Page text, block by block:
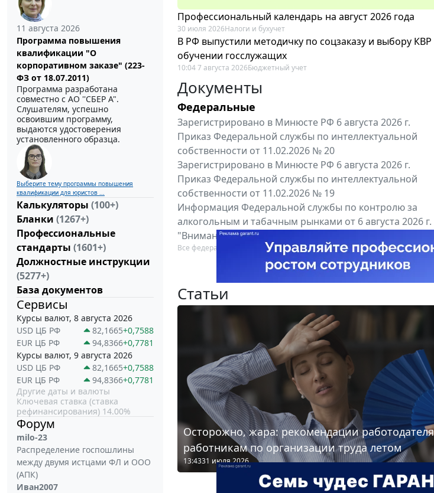
11 августа 2026
Программа повышения
квалификации "О
корпоративном заказе" (223-
ФЗ от 18.07.2011)
Программа разработана
совместно с АО ''СБЕР А".
Слушателям, успешно
освоившим программу,
выдаются удостоверения
установленного образца.
Выберите тему программы повышения
квалификации для юристов ...
Калькуляторы (100+)
Бланки (1267+)
Профессиональные
стандарты (1601+)
Должностные инструкции
(5277+)
База документов
Сервисы
Курсы валют, 8 августа 2026
USD ЦБ РФ
82,1665+0,7588
EUR ЦБ РФ
94,8366+0,7781
Курсы валют, 9 августа 2026
USD ЦБ РФ
82,1665+0,7588
EUR ЦБ РФ
94,8366+0,7781
Другие даты и валюты
Ключевая ставка (ставка
рефинансирования) 14.00%
Форум
milo-23
Распределение госпошлины
между двумя истцами ФЛ и ООО
(АПК)
Иван2007
Профессиональный календарь на август 2026 года
30 июля 2026Налоги и бухучет
В РФ выпустили методичку по соцзаказу и выбору
обучении госслужащих
10:04 7 августа 2026Бюджетный учет
Документы
Федеральные
Зарегистрировано в Минюсте РФ 6 августа 2026 г.
Приказ Федеральной службы по интеллектуальной
собственности от 11.02.2026 № 20
Зарегистрировано в Минюсте РФ 6 августа 2026 г.
Приказ Федеральной службы по интеллектуальной
собственности от 11.02.2026 № 19
Информация Федеральной службы по контролю за
алкогольным и табачным рынками от 6 августа 2026 г.
"Вниманию производителей и импортёров
Все федеральные документы
Статьи
Осторожно, жара: рекомендации
работникам по организации труда летом
13:4331 июля 2026